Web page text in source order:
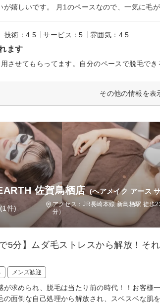
技術：4.5 サービス：5 雰囲気：4.5
ます
その他の情報を表
佐賀鳥栖店 (ヘアメイク アース
(1件)
アクセス：JR長崎本線 新鳥栖駅 徒歩
分）
5分】ムダ毛ストレスから解放！そ
メンズ歓迎
が求められ、脱毛は当たり前の時代！！お客
の面倒な自己処理から解放され、スベスベな肌